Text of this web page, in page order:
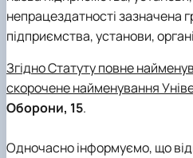
Навчально-наукові
Вибіркові дисципліни
Неформальна освіта
Корисні посилання
Скринька довіри
Міжкафедральна
Міжнародна науково-
Кафедра готельно-
непрацездатності зазначена
підприємства, установи,
Згідно Статуту повне
скорочене найменування
Оборони, 15.
Одночасно інформуємо, що